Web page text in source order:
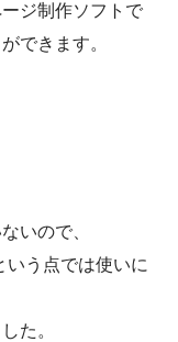
ジ制作ソフトで
できます。
いので、
う点では使いに
た。